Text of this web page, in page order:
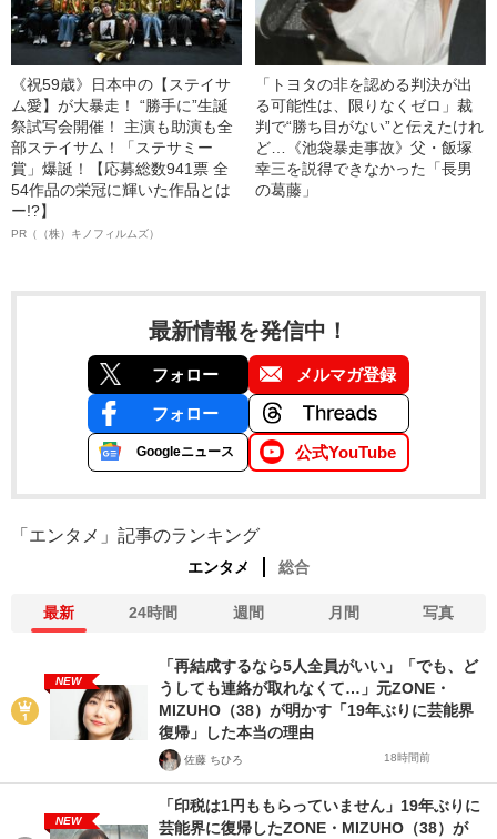
《祝59歳》日本中の【ステイサ
ム愛】が大暴走！ “勝手に”生誕
祭試写会開催！ 主演も助演も全
部ステイサム！「ステサミー
賞」爆誕！【応募総数941票 全
54作品の栄冠に輝いた作品とは
ー!?】
PR（（株）キノフィルムズ）
「トヨタの非を認める判決が出
る可能性は、限りなくゼロ」裁
判で“勝ち目がない”と伝えたけれ
ど…《池袋暴走事故》父・飯塚
幸三を説得できなかった「長男
の葛藤」
最新情報を発信中！
フォロー メルマガ登録
フォロー
Googleニュース 公式YouTube
「エンタメ」記事のランキング
エンタメ 総合
最新 24時間 週間 月間 写真
NEW
「再結成するなら5人全員がいい」「でも、ど
うしても連絡が取れなくて…」元ZONE・
MIZUHO（38）が明かす「19年ぶりに芸能界
復帰」した本当の理由
佐藤 ちひろ 18時間前
NEW
「印税は1円ももらっていません」19年ぶりに
芸能界に復帰したZONE・MIZUHO（38）が